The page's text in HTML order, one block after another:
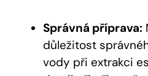
Správná příprava:
důležitost
vody při extrakci